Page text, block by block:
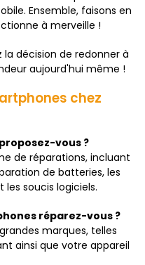
Ensemble, faisons en
à merveille !
la décision de redonner à
aujourd'hui même !
chez
vous ?
de réparations, incluant
de batteries, les
soucis logiciels.
réparez-vous ?
marques, telles
ainsi que votre appareil